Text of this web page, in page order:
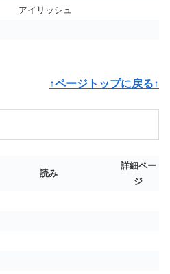
アイリッシュ
↑ページトップに戻る↑
読み
詳細ペー
ジ